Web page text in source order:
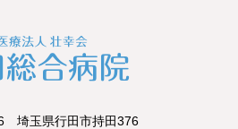
埼玉県行田市持田376